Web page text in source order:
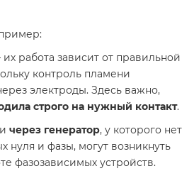
работа зависит от правильной
контроль пламени
электроды. Здесь важно,
строго на нужный контакт.
через генератор, у которого нет
нуля и фазы, могут возникнуть
фазозависимых устройств.